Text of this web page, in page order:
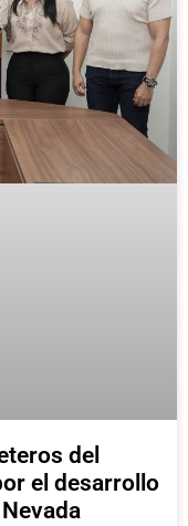
del
el desarrollo